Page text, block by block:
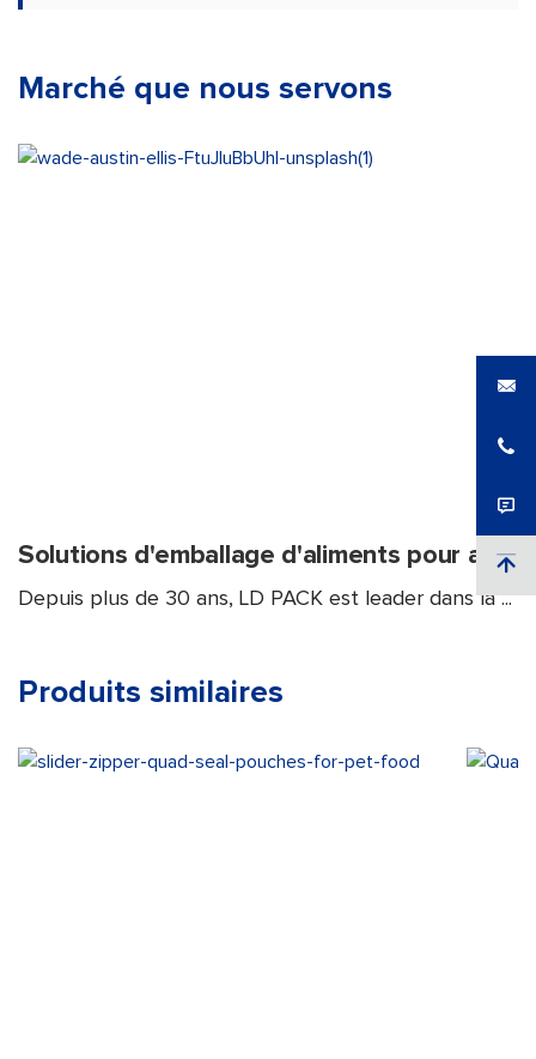
Marché que nous servons
Depuis plus de 30 ans, LD PACK est leader dans la ...
Produits similaires